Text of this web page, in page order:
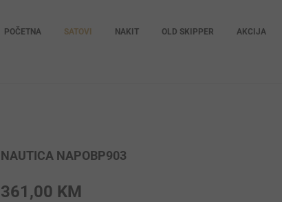
POČETNA SATOVI NAKIT OLD SKIPPER AKCIJA
NAUTICA NAPOBP903
361,00 KM